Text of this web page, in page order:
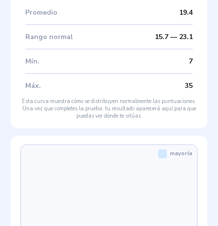
Promedio 19.4
Rango normal 15.7— 23.1
Mín. 7
Máx. 35
Esta curva muestra cómo se distribuyen normalmente las puntuaciones.
Una vez que completes la prueba, tu resultado aparecerá aquí para que
puedas ver dónde te sitúas.
mayoría